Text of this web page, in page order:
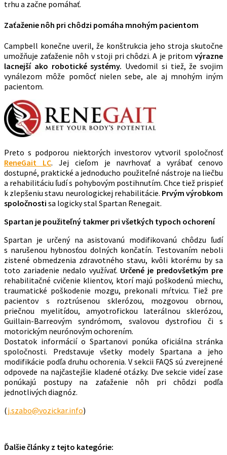
trhu a začne pomáhať.
Zaťaženie nôh pri chôdzi pomáha mnohým pacientom
Campbell konečne uveril, že konštrukcia jeho stroja skutočne
umožňuje zaťaženie nôh v stoji pri chôdzi. A je pritom výrazne
lacnejší ako robotické systémy. Uvedomil si tiež, že svojim
vynálezom môže pomôcť nielen sebe, ale aj mnohým iným
pacientom.
Preto s podporou niektorých investorov vytvoril spoločnosť
ReneGait LC. Jej cieľom je navrhovať a vyrábať cenovo
dostupné, praktické a jednoducho použiteľné nástroje na liečbu
a rehabilitáciu ľudí s pohybovým postihnutím. Chce tiež prispieť
k zlepšeniu stavu neurologickej rehabilitácie. Prvým výrobkom
spoločnosti sa logicky stal Spartan Renegait.
Spartan je použiteľný takmer pri všetkých typoch ochorení
Spartan je určený na asistovanú modifikovanú chôdzu ľudí
s narušenou hybnosťou dolných končatín. Testovaním neboli
zistené obmedzenia zdravotného stavu, kvôli ktorému by sa
toto zariadenie nedalo využívať. Určené je predovšetkým pre
rehabilitačné cvičenie klientov, ktorí majú poškodenú miechu,
traumatické poškodenie mozgu, prekonali mŕtvicu. Tiež pre
pacientov s roztrúsenou sklerózou, mozgovou obrnou,
priečnou myelitídou, amyotrofickou laterálnou sklerózou,
Guillain-Barreovým syndrómom, svalovou dystrofiou či s
motorickým neurónovým ochorením.
Dostatok informácií o Spartanovi ponúka oficiálna stránka
spoločnosti. Predstavuje všetky modely Spartana a jeho
modifikácie podľa druhu ochorenia. V sekcii FAQS sú zverejnené
odpovede na najčastejšie kladené otázky. Dve sekcie videí zase
ponúkajú postupy na zaťaženie nôh pri chôdzi podľa
jednotlivých diagnóz.
(j.szabo@vozickar.info)
Ďalšie články z tejto kategórie: